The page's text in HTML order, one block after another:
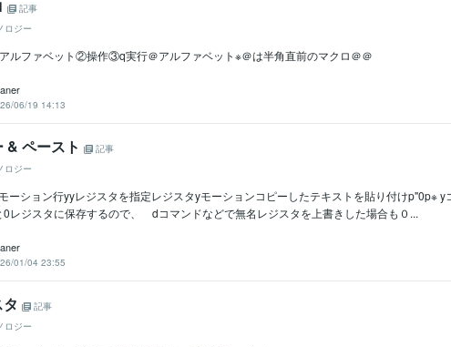
記事
ロジー
ルファベット②操作③q実行＠アルファベット※＠は半角直前のマクロ＠＠
06/19 14:13
& ペースト
記事
ロジー
ーション行yyレジスタを指定レジスタyモーションコピーしたテキストを貼り付けp"0p※ y
0レジスタに保存するので、 dコマンドなどで無名レジスタを上書きした場合も０...
01/04 23:55
記事
ロジー